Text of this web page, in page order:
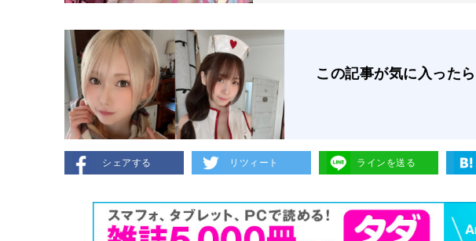
この記事が気に入った
シェアする リツィート ラインを送る